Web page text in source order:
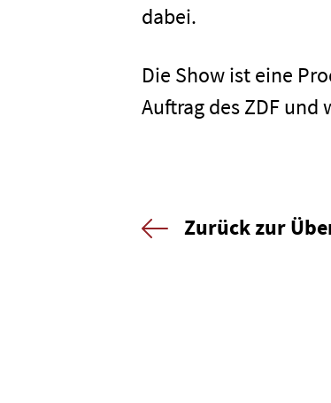
dabei.
Die Show ist eine
Auftrag des ZDF
Zurück zur